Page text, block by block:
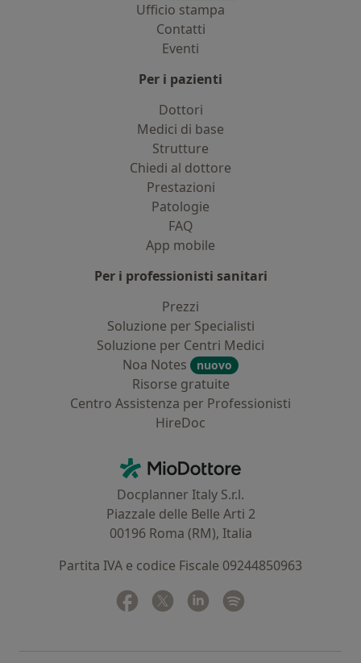
Ufficio stampa
Contatti
Eventi
Per i pazienti
Dottori
Medici di base
Strutture
Chiedi al dottore
Prestazioni
Patologie
FAQ
App mobile
Per i professionisti sanitari
Prezzi
Soluzione per Specialisti
Soluzione per Centri Medici
Noa Notes
nuovo
Risorse gratuite
Centro Assistenza per Professionisti
HireDoc
MioDottore - Homepage
Docplanner Italy S.r.l.
Piazzale delle Belle Arti 2
00196 Roma (RM), Italia
Partita IVA e codice Fiscale 09244850963
Facebook
si apre in una nuova scheda
Twitter
si apre in una nuova scheda
Linkedin
si apre in una nuova